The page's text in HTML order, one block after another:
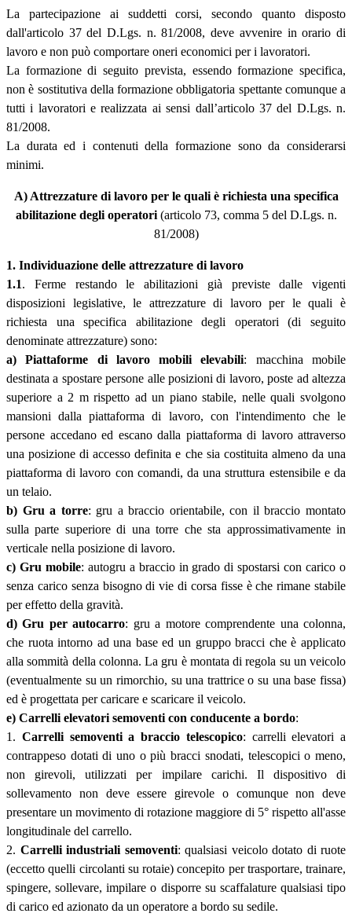
La partecipazione ai suddetti corsi, secondo quanto disposto
dall'articolo 37 del D.Lgs. n. 81/2008, deve avvenire in orario di
lavoro e non può comportare oneri economici per i lavoratori.
La formazione di seguito prevista, essendo formazione specifica,
non è sostitutiva della formazione obbligatoria spettante comunque a
tutti i lavoratori e realizzata ai sensi dall’articolo 37 del D.Lgs. n.
81/2008.
La durata ed i contenuti della formazione sono da considerarsi
minimi.
A) Attrezzature di lavoro per le quali è richiesta una specifica
abilitazione degli operatori (articolo 73, comma 5 del D.Lgs. n.
81/2008)
1. Individuazione delle attrezzature di lavoro
1.1. Ferme restando le abilitazioni già previste dalle vigenti
disposizioni legislative, le attrezzature di lavoro per le quali è
richiesta una specifica abilitazione degli operatori (di seguito
denominate attrezzature) sono:
a) Piattaforme di lavoro mobili elevabili: macchina mobile
destinata a spostare persone alle posizioni di lavoro, poste ad altezza
superiore a 2 m rispetto ad un piano stabile, nelle quali svolgono
mansioni dalla piattaforma di lavoro, con l'intendimento che le
persone accedano ed escano dalla piattaforma di lavoro attraverso
una posizione di accesso definita e che sia costituita almeno da una
piattaforma di lavoro con comandi, da una struttura estensibile e da
un telaio.
b) Gru a torre: gru a braccio orientabile, con il braccio montato
sulla parte superiore di una torre che sta approssimativamente in
verticale nella posizione di lavoro.
c) Gru mobile: autogru a braccio in grado di spostarsi con carico o
senza carico senza bisogno di vie di corsa fisse è che rimane stabile
per effetto della gravità.
d) Gru per autocarro: gru a motore comprendente una colonna,
che ruota intorno ad una base ed un gruppo bracci che è applicato
alla sommità della colonna. La gru è montata di regola su un veicolo
(eventualmente su un rimorchio, su una trattrice o su una base fissa)
ed è progettata per caricare e scaricare il veicolo.
e) Carrelli elevatori semoventi con conducente a bordo:
1. Carrelli semoventi a braccio telescopico: carrelli elevatori a
contrappeso dotati di uno o più bracci snodati, telescopici o meno,
non girevoli, utilizzati per impilare carichi. Il dispositivo di
sollevamento non deve essere girevole o comunque non deve
presentare un movimento di rotazione maggiore di 5° rispetto all'asse
longitudinale del carrello.
2. Carrelli industriali semoventi: qualsiasi veicolo dotato di ruote
(eccetto quelli circolanti su rotaie) concepito per trasportare, trainare,
spingere, sollevare, impilare o disporre su scaffalature qualsiasi tipo
di carico ed azionato da un operatore a bordo su sedile.